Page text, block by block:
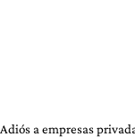
Adiós a empresas